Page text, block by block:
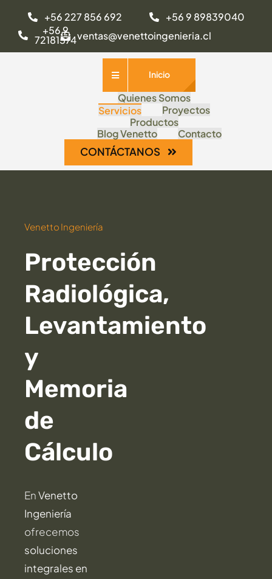
contenido
+56 227 856 692
+56 9 89839040
+56 9
72181574ventas@venettoingenieria.cl
Inicio
Quienes Somos
Servicios
Proyectos
Productos
Blog Venetto
Contacto
CONTÁCTANOS
Venetto Ingeniería
Protección
Radiológica,
Levantamiento
y
Memoria
de
Cálculo
EnVenetto
Ingeniería
ofrecemos
soluciones
integrales en